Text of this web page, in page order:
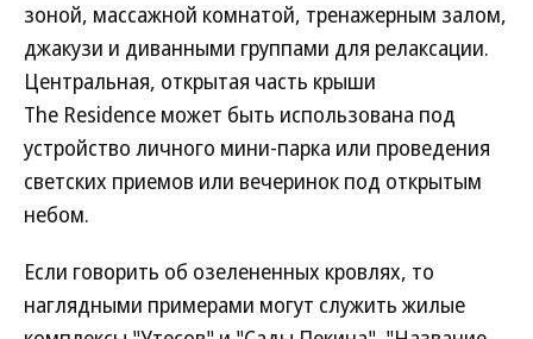
зоной, массажной комнатой, тренажерным залом,
джакузи и диванными группами для релаксации.
Центральная, открытая часть крыши
The Residence может быть использована под
устройство личного мини-парка или проведения
светских приемов или вечеринок под открытым
небом.
Если говорить об озелененных кровлях, то
наглядными примерами могут служить жилые